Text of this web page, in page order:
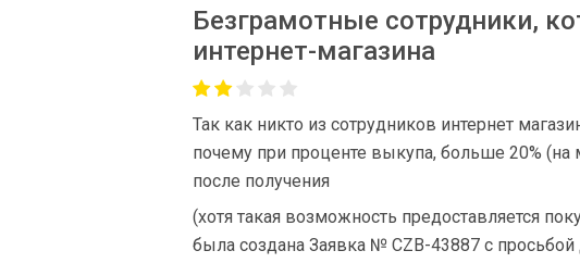
Безграмотные сотрудники,
интернет-магазина
Так как никто из сотрудников интернет
почему при проценте выкупа, больше 20% (на
после получения
(хотя такая возможность предоставляется
была создана Заявка № CZB-43887 с просьбой